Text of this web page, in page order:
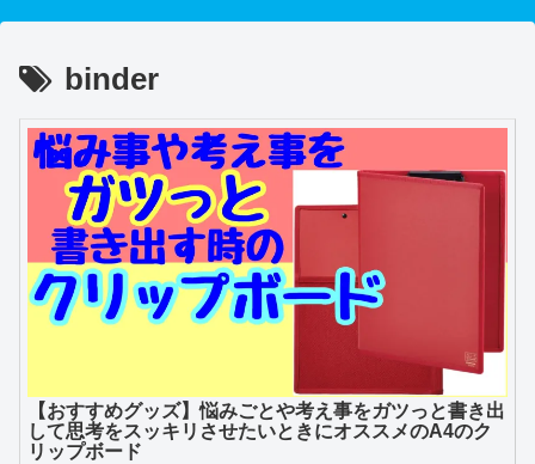
binder
【おすすめグッズ】悩みごとや考え事をガツっと書き出
して思考をスッキリさせたいときにオススメのA4のク
リップボード